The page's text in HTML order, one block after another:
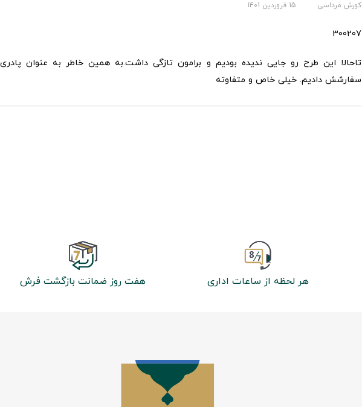
کورش مرداسی 15 فروردین 1401
300207
تاحالا این طرح رو جایی ندیده بودیم و برامون تازگی داشت.به همین خاطر به عنوان
سفارشش دادیم. خیلی خاص و متفاوته
هر لحظه از ساعات اداری هفت روز ضمانت بازگشت فرش